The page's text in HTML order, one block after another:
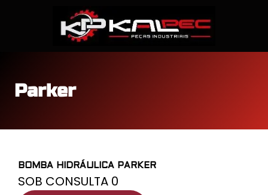
Parker
BOMBA HIDRÁULICA PARKER
SOB CONSULTA 0